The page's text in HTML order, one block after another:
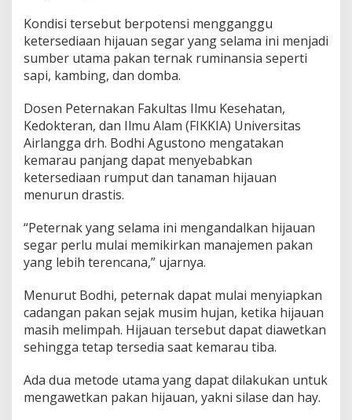
t
a
S
i
p
k
a
n
C
a
d
g
a
n
P
k
a
n
Kondisi tersebut berpotensi mengganggu
ketersediaan hijauan segar yang selama ini menjadi
sumber utama pakan ternak ruminansia seperti
sapi, kambing, dan domba.
Dosen Peternakan Fakultas Ilmu Kesehatan,
Kedokteran, dan Ilmu Alam (FIKKIA) Universitas
Airlangga drh. Bodhi Agustono mengatakan
kemarau panjang dapat menyebabkan
ketersediaan rumput dan tanaman hijauan
menurun drastis.
“Peternak yang selama ini mengandalkan hijauan
segar perlu mulai memikirkan manajemen pakan
yang lebih terencana,” ujarnya.
Menurut Bodhi, peternak dapat mulai menyiapkan
cadangan pakan sejak musim hujan, ketika hijauan
masih melimpah. Hijauan tersebut dapat diawetkan
sehingga tetap tersedia saat kemarau tiba.
Ada dua metode utama yang dapat dilakukan untuk
mengawetkan pakan hijauan, yakni silase dan hay.